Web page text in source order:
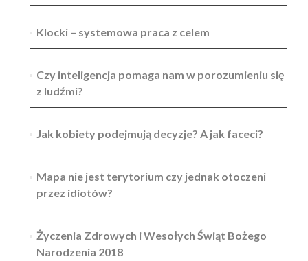
Klocki – systemowa praca z celem
Czy inteligencja pomaga nam w porozumieniu się
z ludźmi?
Jak kobiety podejmują decyzje? A jak faceci?
Mapa nie jest terytorium czy jednak otoczeni
przez idiotów?
Życzenia Zdrowych i Wesołych Świąt Bożego
Narodzenia 2018